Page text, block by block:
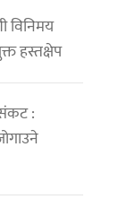
विनिमय
हस्तक्षेप
: